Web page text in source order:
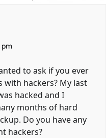
pm
to ask if you ever
with hackers? My last
hacked and I
months of hard
Do you have any
hackers?